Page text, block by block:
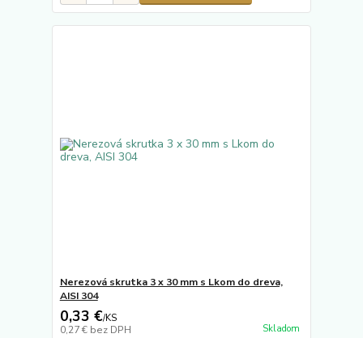
Nerezová skrutka 3 x 30 mm s Lkom do dreva,
AISI 304
0,33 €/KS
0,27 € bez DPH Skladom